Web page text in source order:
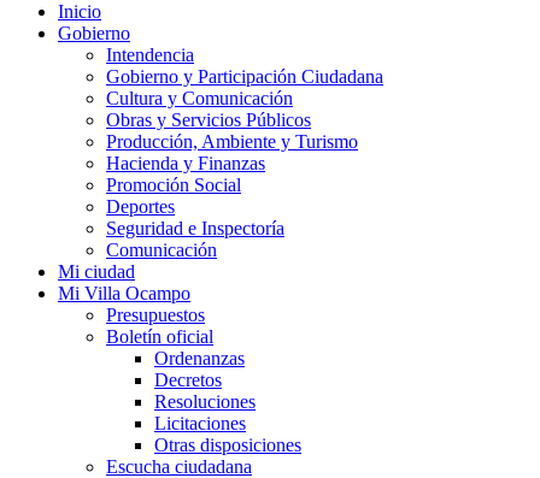
Inicio
Gobierno
Intendencia
Gobierno y Participación Ciudadana
Cultura y Comunicación
Obras y Servicios Públicos
Producción, Ambiente y Turismo
Hacienda y Finanzas
Promoción Social
Deportes
Seguridad e Inspectoría
Comunicación
Mi ciudad
Mi Villa Ocampo
Presupuestos
Boletín oficial
Ordenanzas
Decretos
Resoluciones
Licitaciones
Otras disposiciones
Escucha ciudadana